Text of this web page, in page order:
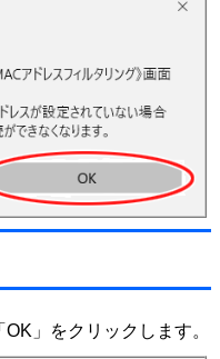
」をクリックします。